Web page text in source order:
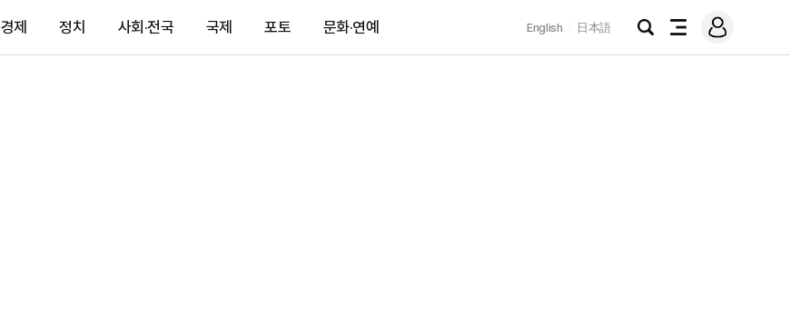
경제 정치 사회·전국 국제 포토 문화·연예 English 日本語
검
전
메
그